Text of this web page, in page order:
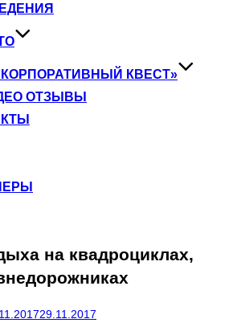
КВЕСТ»
ОТЗЫВЫ
на квадроциклах,
29.11.2017